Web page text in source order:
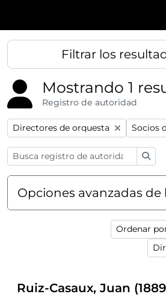
Filtrar los
Mostrando 1
Registro de autoridad
Remove filter:
Directores de orquesta Socios
Opciones avanzadas de
Ordenar
Ruiz-Casaux, Juan